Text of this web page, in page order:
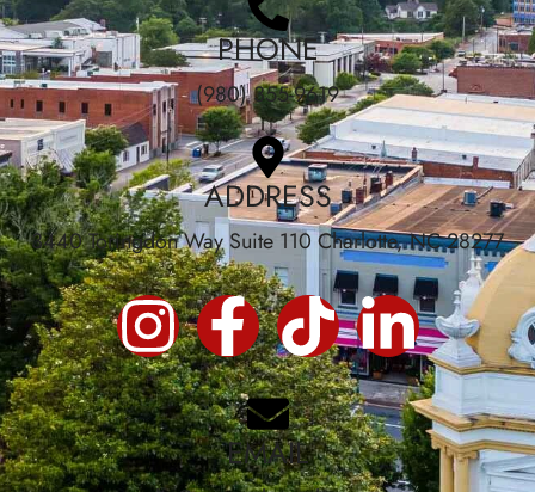
PHONE
(980) 355-9619
ADDRESS
3440 Toringdon Way Suite 110 Charlotte, NC 28277
EMAIL